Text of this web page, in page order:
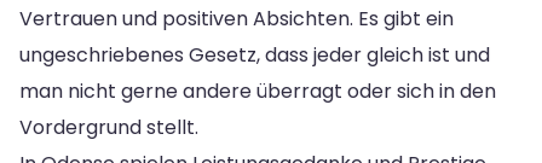
Vertrauen und positiven Absichten. Es gibt ein
ungeschriebenes Gesetz, dass jeder gleich ist und
man nicht gerne andere überragt oder sich in den
Vordergrund stellt.